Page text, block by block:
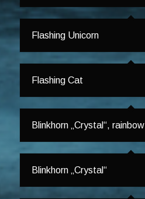
Flashing Unicorn
Flashing Cat
Blinkhorn „Crystal“, rainbow
Blinkhorn „Crystal“